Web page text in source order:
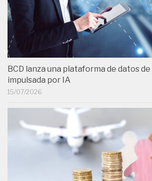
BCD lanza una plataforma de datos
impulsada por IA
15/07/2026